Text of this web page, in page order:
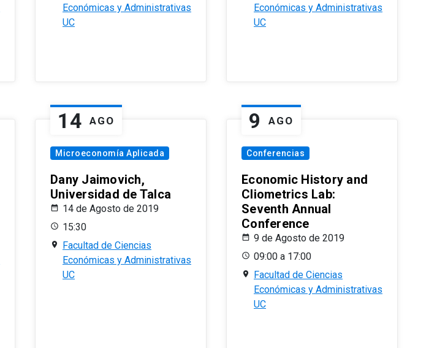
Económicas y Administrativas
UC
Económicas y Administrativas
UC
14 AGO
Microeconomía Aplicada
Dany Jaimovich,
Universidad de Talca
14 de Agosto de 2019
15:30
Facultad de Ciencias
Económicas y Administrativas
UC
9 AGO
Conferencias
Economic History and
Cliometrics Lab:
Seventh Annual
Conference
9 de Agosto de 2019
09:00 a 17:00
Facultad de Ciencias
Económicas y Administrativas
UC